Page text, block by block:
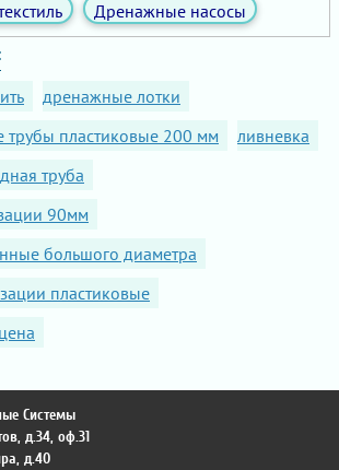
Дренажные насосы
дренажные лотки
трубы пластиковые 200 мм
ливневка
труба
90мм
большого диаметра
пластиковые
Системы
д.34, оф.31
д.40